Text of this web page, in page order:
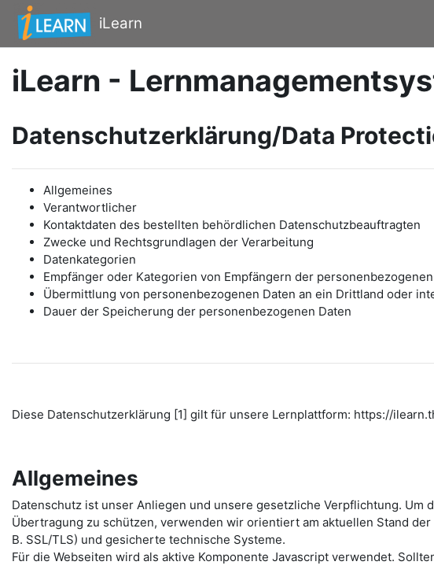
Zum Hauptinhalt
iLearn
iLearn -
Datenschutzerklärung/Data
Allgemeines
Verantwortlicher
Kontaktdaten des bestellten behördlichen Datenschutzbeauftragten
Zwecke und Rechtsgrundlagen der Verarbeitung
Datenkategorien
Empfänger oder Kategorien von Empfängern der
Übermittlung von personenbezogenen Daten an ein Drittland oder
Dauer der Speicherung der personenbezogenen Daten
Diese Datenschutzerklärung [1] gilt für unsere Lernplattform: https://
Allgemeines
Datenschutz ist unser Anliegen und unsere gesetzliche Verpflichtung. Um
Übertragung zu schützen, verwenden wir orientiert am aktuellen Stand
B. SSL/TLS) und gesicherte technische Systeme.
Für die Webseiten wird als aktive Komponente Javascript verwendet.